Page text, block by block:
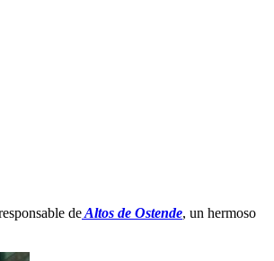
deAltos de Ostende, un hermoso